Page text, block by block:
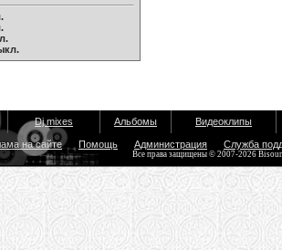
Dj mixes Альбомы Видеоклипы
на сайте Помощь Администрация Служба
Все права защищены © 2007-2026